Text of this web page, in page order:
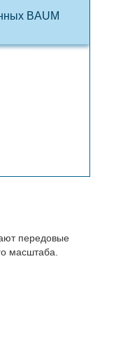
BAUM
передовые
масштаба.